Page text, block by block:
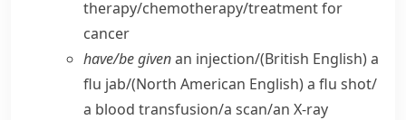
therapy/​chemotherapy/​treatment for
cancer
have/​be givenan injection/(British English)a
flu jab/(North American English)a flu shot/​
a blood transfusion/​a scan/​an X-ray